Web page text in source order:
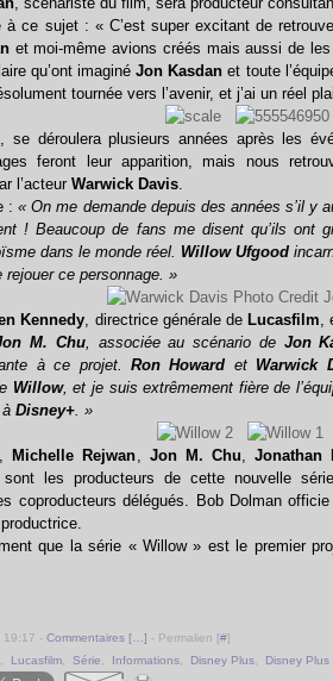
à ce sujet : « C’est super excitant de
et moi-même avions créés mais aussi de
qu’ont imaginéJon Kasdan et toute
tournée vers l’avenir, et j’ai un réel
se déroulera plusieurs années après les
feront leur apparition, mais nous
l’acteurWarwick Davis.
:« On me demande depuis des années s’il y
! Beaucoup de fans me disent qu’ils ont
dans le monde réel. Willow Ufgood
rejouer ce personnage. »
Kennedy, directrice générale de Lucasfilm,
M. Chu, associée au scénario de Jon
à ce projet. Ron Howard et Warwick
Willow, et je suis extrêmement fière de
àDisney+. »
, Michelle Rejwan, Jon M. Chu, Jonathan
sont les producteurs de cette nouvelle
coproducteurs délégués. Bob Dolman
que la série « Willow » est le premier
19:17 -Commentaires [ …] - Permalien [#]
Lucasfilm ,Série Informations Disney Plus Disney Plus